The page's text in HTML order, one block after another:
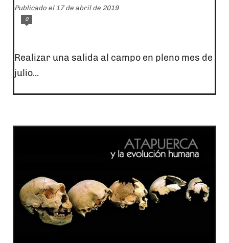
Publicado el 17 de abril de 2019
0
Realizar una salida al campo en pleno mes de
julio...